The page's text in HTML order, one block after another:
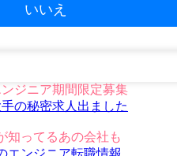
いいえ
ジニア期間限定募集
の秘密求人出ました
知ってるあの会社も
エンジニア転職情報